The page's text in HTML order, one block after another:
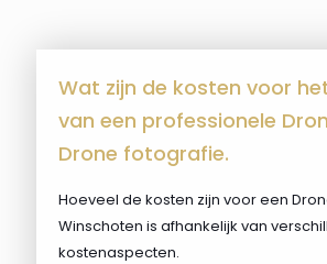
Wat zijn de kosten voor
van een professionele
Drone fotografie.
Hoeveel de kosten zijn voor een
Winschoten is afhankelijk van
kostenaspecten.